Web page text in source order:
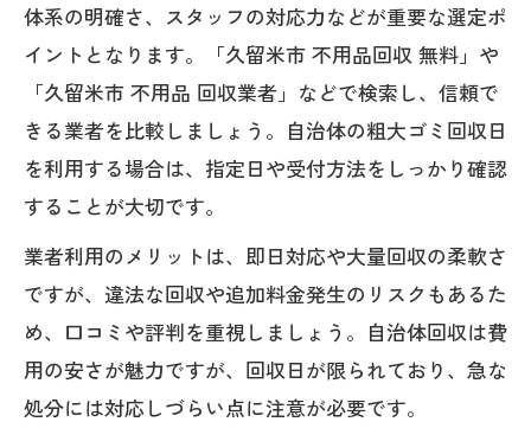
体系の明確さ、スタッフの対応力などが重要な選定ポ
イントとなります。「久留米市 不用品回収 無料」や
「久留米市 不用品 回収業者」などで検索し、信頼で
きる業者を比較しましょう。自治体の粗大ゴミ回収日
を利用する場合は、指定日や受付方法をしっかり確認
することが大切です。
業者利用のメリットは、即日対応や大量回収の柔軟さ
ですが、違法な回収や追加料金発生のリスクもあるた
め、口コミや評判を重視しましょう。自治体回収は費
用の安さが魅力ですが、回収日が限られており、急な
処分には対応しづらい点に注意が必要です。